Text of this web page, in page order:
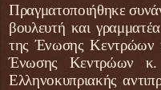
Πραγματοποιήθηκε
βουλευτή και
της Ένωσης Κεντρώων
Ένωσης Κεντρώων
Ελληνοκυπριακής